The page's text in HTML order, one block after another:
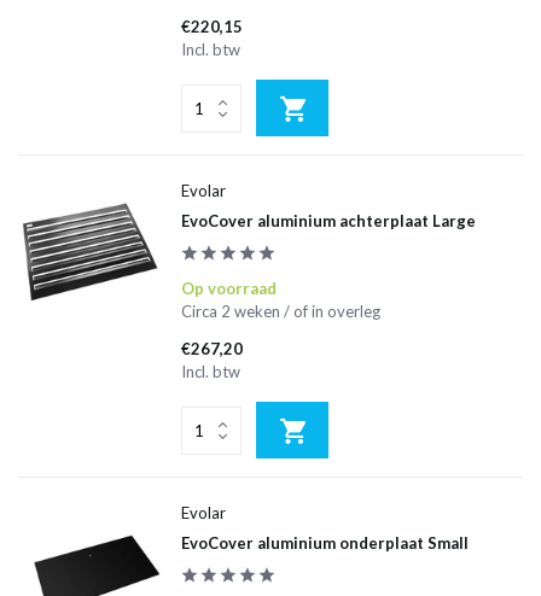
€220,15
Incl. btw
Evolar
EvoCover aluminium achterplaat Large
Op voorraad
Circa 2 weken / of in overleg
€267,20
Incl. btw
Evolar
EvoCover aluminium onderplaat Small